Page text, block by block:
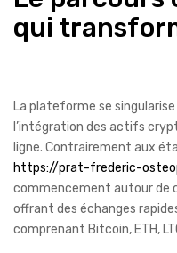
qui
La plateforme se
l’intégration des actifs
ligne. Contrairement aux
https://prat-frederic-
commencement autour de
offrant des échanges
comprenant Bitcoin, ETH,